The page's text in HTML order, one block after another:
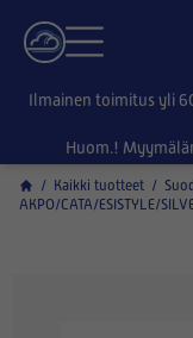
Ilmainen toimitus yli
Huom.!
/ Kaikki tuotteet /
AKPO/CATA/ESISTYLE/